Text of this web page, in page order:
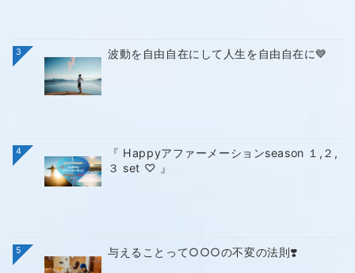
3 波動を自由自在にして人生を自由自在に💙
4
『 Happyアファーメーションseason １,２,
３ set ♡ 』
5 与えることって○○○の不変の法則❣️